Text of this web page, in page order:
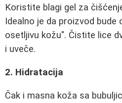
Koristite blagi gel za
Idealno je da proizvod bude
osetljivu kožu". Čistite lice
i uveče.
2. Hidratacija
Čak i masna koža sa